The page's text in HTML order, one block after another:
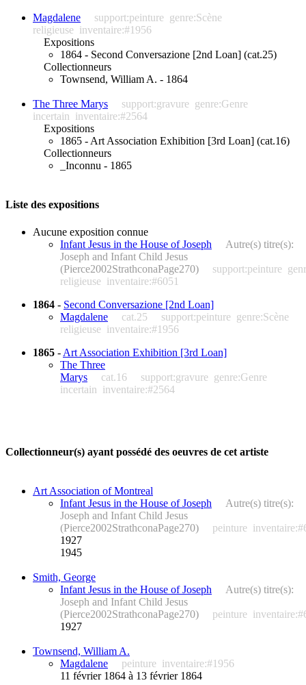
Magdalene support:peinture genre:Scène
religieuse inventaire:#1956
Expositions
1864 - Second Conversazione [2nd Loan] (cat.25)
Collectionneurs
Townsend, William A. - 1864
The Three Marys support:gravure genre:Genre
incertain inventaire:#2564
Expositions
1865 - Art Association Exhibition [3rd Loan] (cat.16)
Collectionneurs
_Inconnu - 1865
Liste des expositions
Aucune exposition connue
Infant Jesus in the House of Joseph
Autre(s) titre(s):
Joseph and Infant Child Jesus
(Pierce2002StrathconaPage270)
support:peinture
religieuse inventaire:#6051
1864 - Second Conversazione [2nd Loan]
Magdalene
cat.25 support:peinture genre:Scène
religieuse inventaire:#1956
1865 - Art Association Exhibition [3rd Loan]
The Three
Marys
cat.16 support:gravure genre:Genre
incertain inventaire:#2564
Collectionneur(s) ayant possédé des oeuvres de cet artiste
Art Association of Montreal
Infant Jesus in the House of Joseph
Autre(s) titre(s):
Joseph and Infant Child Jesus
(Pierce2002StrathconaPage270)
peinture
1927
1945
Smith, George
Infant Jesus in the House of Joseph
Autre(s) titre(s):
Joseph and Infant Child Jesus
(Pierce2002StrathconaPage270)
peinture
1927
Townsend, William A.
Magdalene
peinture inventaire:#1956
11 février 1864 à 13 février 1864